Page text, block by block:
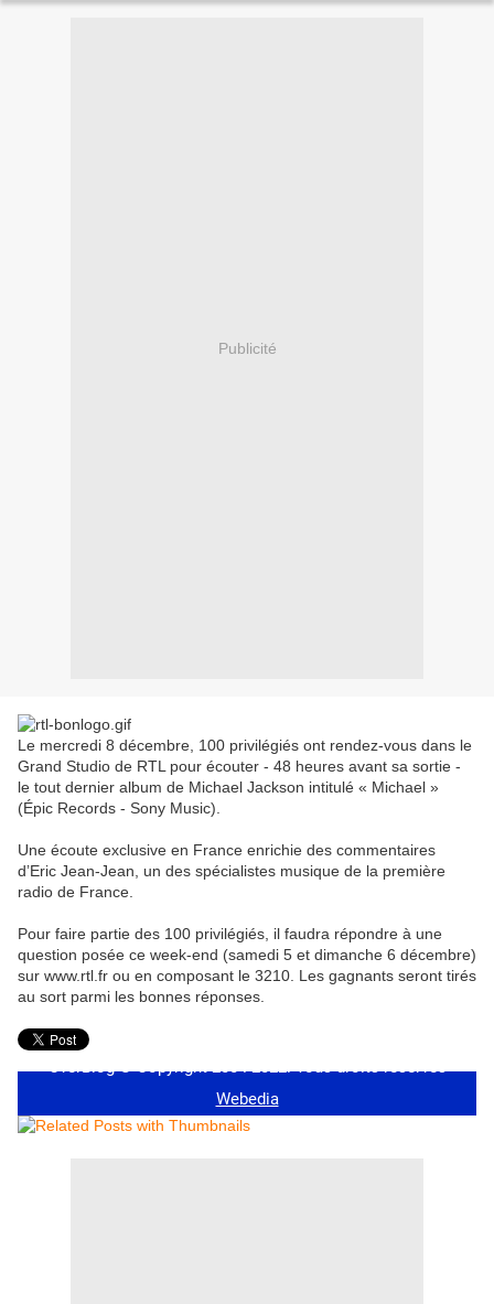
Publicité
Le mercredi 8 décembre, 100 privilégiés ont rendez-vous dans le
Grand Studio de RTL pour écouter - 48 heures avant sa sortie -
le tout dernier album de Michael Jackson intitulé « Michael »
(Épic Records - Sony Music).
Une écoute exclusive en France enrichie des commentaires
d’Eric Jean-Jean, un des spécialistes musique de la première
radio de France.
Pour faire partie des 100 privilégiés, il faudra répondre à une
question posée ce week-end (samedi 5 et dimanche 6 décembre)
sur www.rtl.fr ou en composant le 3210. Les gagnants seront tirés
au sort parmi les bonnes réponses.